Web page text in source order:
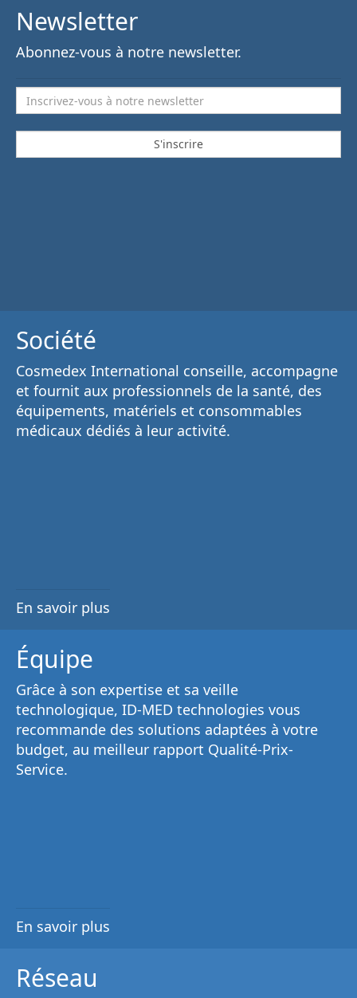
Newsletter
Abonnez-vous à notre newsletter.
Société
Cosmedex International conseille, accompagne
et fournit aux professionnels de la santé, des
équipements, matériels et consommables
médicaux dédiés à leur activité.
En savoir plus
Équipe
Grâce à son expertise et sa veille
technologique, ID-MED technologies vous
recommande des solutions adaptées à votre
budget, au meilleur rapport Qualité-Prix-
Service.
En savoir plus
Réseau